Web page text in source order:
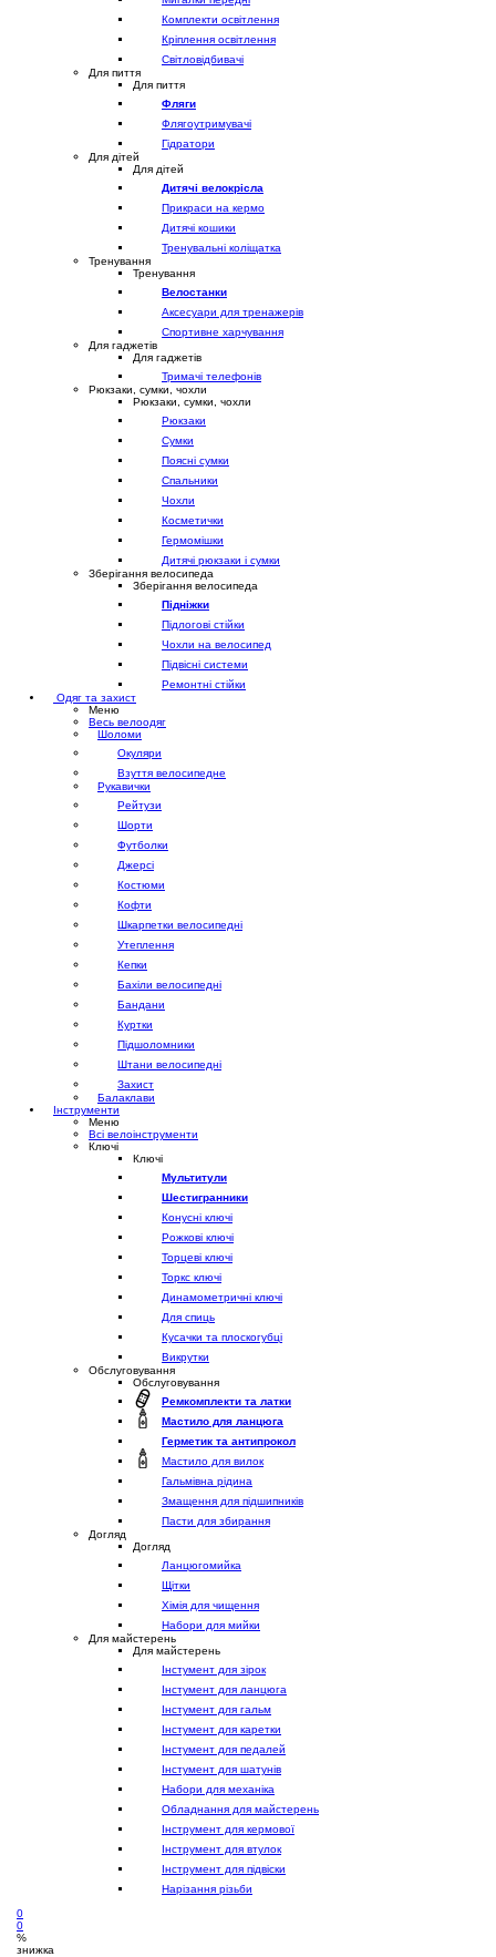
Комплекти освітлення
Кріплення освітлення
Світловідбивачі
Для пиття
Для пиття
Фляги
Флягоутримувачі
Гідратори
Для дітей
Для дітей
Дитячі велокрісла
Прикраси на кермо
Дитячі кошики
Тренувальні коліщатка
Тренування
Тренування
Велостанки
Аксесуари для тренажерів
Спортивне харчування
Для гаджетів
Для гаджетів
Тримачі телефонів
Рюкзаки, сумки, чохли
Рюкзаки, сумки, чохли
Рюкзаки
Сумки
Поясні сумки
Спальники
Чохли
Косметички
Гермомішки
Дитячі рюкзаки і сумки
Зберігання велосипеда
Зберігання велосипеда
Підніжки
Підлогові стійки
Чохли на велосипед
Підвісні системи
Ремонтні стійки
Одяг та захист
Меню
Весь велоодяг
Шоломи
Окуляри
Взуття велосипедне
Рукавички
Рейтузи
Шорти
Футболки
Джерсі
Костюми
Кофти
Шкарпетки велосипедні
Утеплення
Кепки
Бахіли велосипедні
Бандани
Куртки
Підшоломники
Штани велосипедні
Захист
Балаклави
Інструменти
Меню
Всі велоінструменти
Ключі
Ключі
Мультитули
Шестигранники
Конусні ключі
Рожкові ключі
Торцеві ключі
Торкс ключі
Динамометричні ключі
Для спиць
Кусачки та плоскогубці
Викрутки
Обслуговування
Обслуговування
Ремкомплекти та латки
Мастило для ланцюга
Герметик та антипрокол
Мастило для вилок
Гальмівна рідина
Змащення для підшипників
Пасти для збирання
Догляд
Догляд
Ланцюгомийка
Щітки
Хімія для чищення
Набори для мийки
Для майстерень
Для майстерень
Інстумент для зірок
Інстумент для ланцюга
Інстумент для гальм
Інстумент для каретки
Інстумент для педалей
Інстумент для шатунів
Набори для механіка
Обладнання для майстерень
Інструмент для кермової
Інструмент для втулок
Інструмент для підвіски
Нарізання різьби
0
0
%
знижка